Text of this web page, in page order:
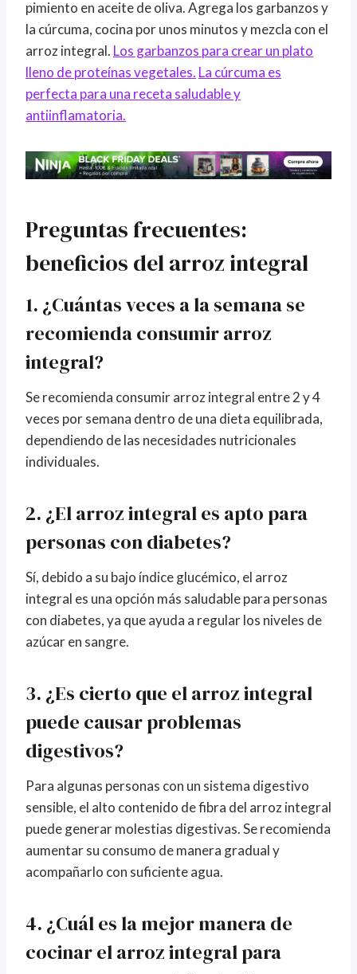
pimiento en aceite de oliva. Agrega los garbanzos y
la cúrcuma, cocina por unos minutos y mezcla con el
arroz integral. Los garbanzos para crear un plato
lleno de proteínas vegetales. La cúrcuma es
perfecta para una receta saludable y
antiinflamatoria.
Preguntas frecuentes:
beneficios del arroz integral
1. ¿Cuántas veces a la semana se
recomienda consumir arroz
integral?
Se recomienda consumir arroz integral entre 2 y 4
veces por semana dentro de una dieta equilibrada,
dependiendo de las necesidades nutricionales
individuales.
2. ¿El arroz integral es apto para
personas con diabetes?
Sí, debido a su bajo índice glucémico, el arroz
integral es una opción más saludable para personas
con diabetes, ya que ayuda a regular los niveles de
azúcar en sangre.
3. ¿Es cierto que el arroz integral
puede causar problemas
digestivos?
Para algunas personas con un sistema digestivo
sensible, el alto contenido de fibra del arroz integral
puede generar molestias digestivas. Se recomienda
aumentar su consumo de manera gradual y
acompañarlo con suficiente agua.
4. ¿Cuál es la mejor manera de
cocinar el arroz integral para